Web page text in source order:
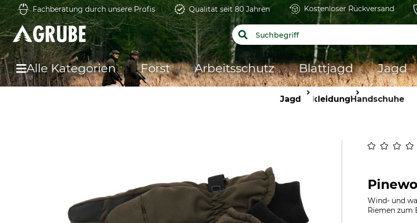
Fachberatung durch unsere Profis Qualität seit 80 Jahren Kostenloser Rückversand
Alle Kategorien Forst Arbeitsschutz Blattjagd Jagd
Jagd BekleidungHandschuhe
Wind- und
Riemen zum